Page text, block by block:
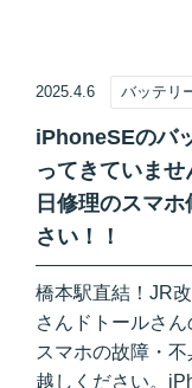
2025.4.6 バッテリ
iPhoneSEのバ
ってきていま
日修理のスマ
さい！！
橋本駅直結！JR
さんドトールさ
スマホの故障・
越しください。